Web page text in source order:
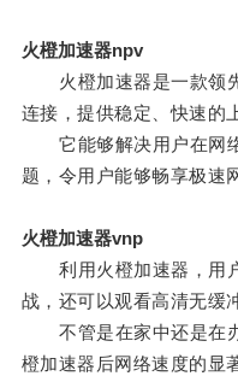
火橙加速器npv
火橙加速器是一款领先
连接，提供稳定、快速的
它能够解决用户在网络
题，令用户能够畅享极速
火橙加速器vnp
利用火橙加速器，用户
战，还可以观看高清无缓
不管是在家中还是在办
橙加速器后网络速度的显